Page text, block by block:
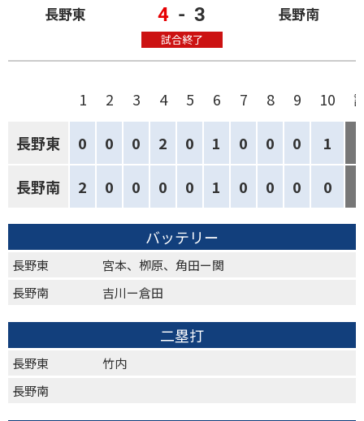
長野東 4 - 3
試合終了
長野南
1 2 3 4 5 6 7 8 9 10
長野東 0 0 0 2 0 1 0 0 0 1
長野南 2 0 0 0 0 1 0 0 0 0
バッテリー
長野東
宮本、栁原、角田ー関
長野南
吉川ー倉田
二塁打
長野東
竹内
長野南